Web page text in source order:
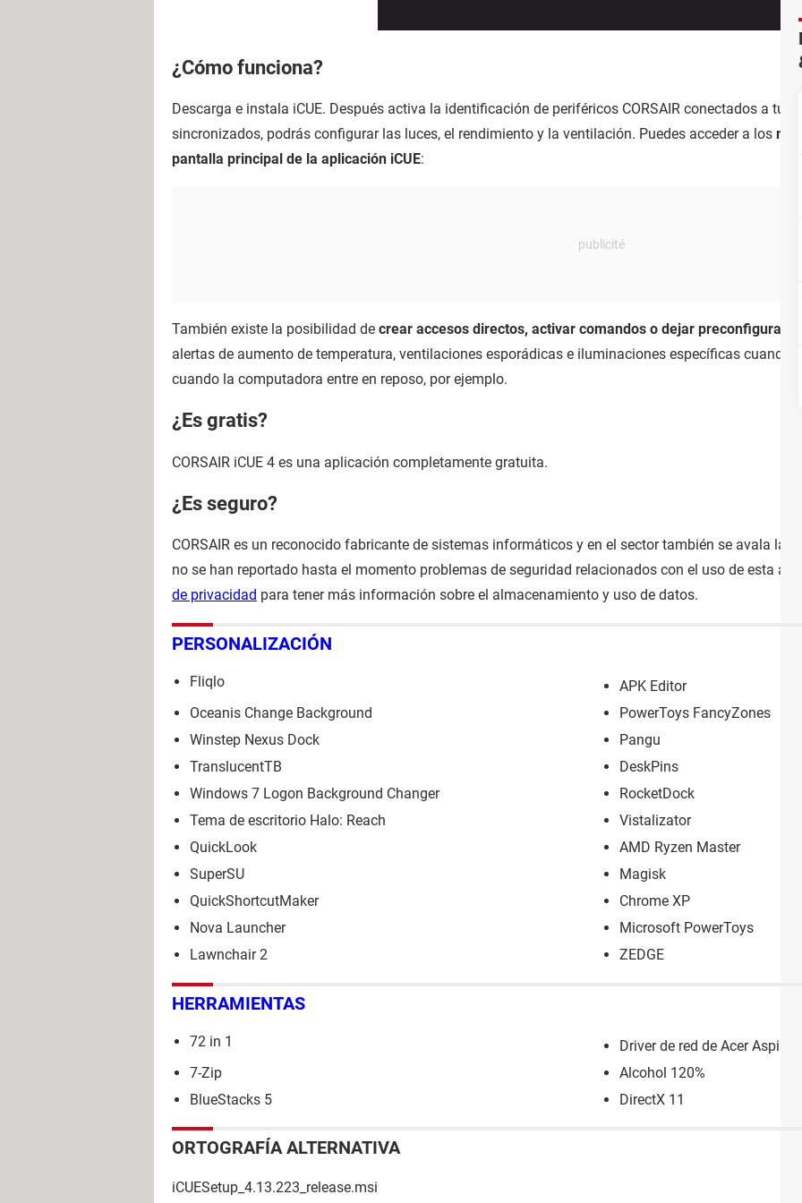
¿Cómo funciona?
Descarga e instala iCUE. Después activa la identificación de periféricos CORSAIR conectados a tu
sincronizados, podrás configurar las luces, el rendimiento y la ventilación. Puedes acceder a los
pantalla principal de la aplicación iCUE:
También existe la posibilidad de crear accesos directos, activar comandos o dejar
alertas de aumento de temperatura, ventilaciones esporádicas e iluminaciones específicas cuando
cuando la computadora entre en reposo, por ejemplo.
¿Es gratis?
CORSAIR iCUE 4 es una aplicación completamente gratuita.
¿Es seguro?
CORSAIR es un reconocido fabricante de sistemas informáticos y en el sector también se avala la
no se han reportado hasta el momento problemas de seguridad relacionados con el uso de esta
de privacidad para tener más información sobre el almacenamiento y uso de datos.
PERSONALIZACIÓN
Fliqlo
APK Editor
Oceanis Change Background
PowerToys FancyZones
Winstep Nexus Dock
Pangu
TranslucentTB
DeskPins
Windows 7 Logon Background Changer
RocketDock
Tema de escritorio Halo: Reach
Vistalizator
QuickLook
AMD Ryzen Master
SuperSU
Magisk
QuickShortcutMaker
Chrome XP
Nova Launcher
Microsoft PowerToys
Lawnchair 2
ZEDGE
HERRAMIENTAS
72 in 1
Driver de red de Acer Aspire
7-Zip
Alcohol 120%
BlueStacks 5
DirectX 11
ORTOGRAFÍA ALTERNATIVA
iCUESetup_4.13.223_release.msi